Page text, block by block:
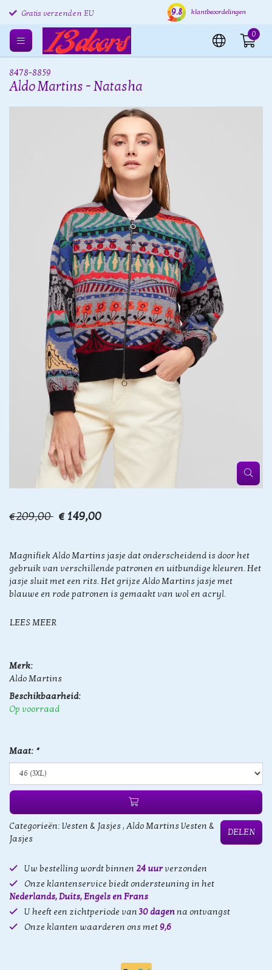
Gratis retourneren EU Verzending binnen 24 uur
9.8 klantbeoordelingen
0
8478-8859
Aldo Martins - Natasha
€209,00 € 149,00
Magnifiek Aldo Martins jasje dat onderscheidend is door het
gebruik van verschillende patronen en uitbundige kleuren. Het
jasje sluit met een rits. Het grijze Aldo Martins jasje met
blauwe en rode patronen is gemaakt van wol en acryl.
LEES MEER
Merk:
Aldo Martins
Beschikbaarheid:
Op voorraad
Maat: *
Categorieën: Vesten & Jasjes, Aldo Martins Vesten &
Jasjes
DELEN
Uw bestelling wordt binnen 24 uurverzonden
Onze klantenservice biedt ondersteuning in het
Nederlands, Duits, Engels en Frans
U heeft een zichtperiode van30 dagenna ontvangst
Onze klanten waarderen ons met 9,6